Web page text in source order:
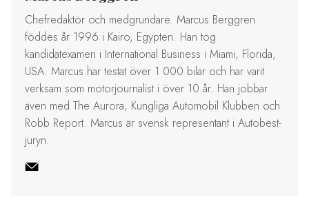
Chefredaktör och medgrundare. Marcus Berggren
föddes år 1996 i Kairo, Egypten. Han tog
kandidatexamen i International Business i Miami, Florida,
USA. Marcus har testat över 1 000 bilar och har varit
verksam som motorjournalist i över 10 år. Han jobbar
även med The Aurora, Kungliga Automobil Klubben och
Robb Report. Marcus är svensk representant i Autobest-
juryn.